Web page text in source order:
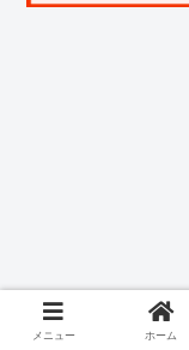
メニュー ホーム